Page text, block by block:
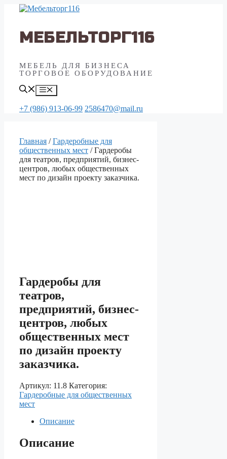
Перейти
МЕБЕЛЬТОРГ116
МЕБЕЛЬ ДЛЯ БИЗНЕСА
ТОРГОВОЕ ОБОРУДОВАНИЕ
Меню
+7 (986) 913-06-99 2586470@mail.ru
Главная /Гардеробные для
общественных мест / Гардеробы
для театров, предприятий, бизнес-
центров, любых общественных
мест по дизайн проекту заказчика.
Гардеробы для
театров,
предприятий, бизнес-
центров, любых
общественных мест
по дизайн проекту
заказчика.
Артикул: 11.8 Категория:
Гардеробные для общественных
мест
Описание
Описание